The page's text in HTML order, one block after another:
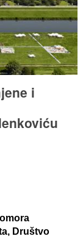
i
Društvo